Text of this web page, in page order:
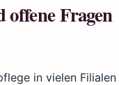
offene Fragen
in vielen